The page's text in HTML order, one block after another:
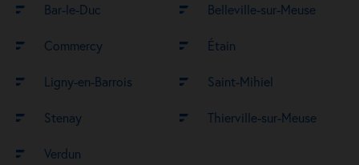
Bar-le-Duc Belleville-sur-Meuse
Commercy Étain
Ligny-en-Barrois Saint-Mihiel
Stenay Thierville-sur-Meuse
Verdun